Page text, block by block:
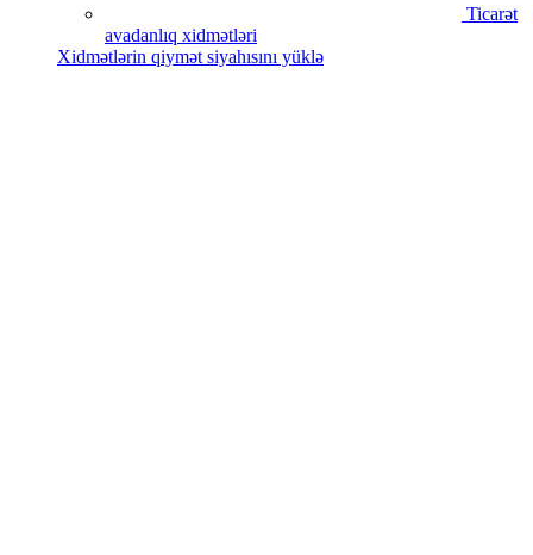
Ticarət
avadanlıq xidmətləri
Xidmətlərin qiymət siyahısını yüklə